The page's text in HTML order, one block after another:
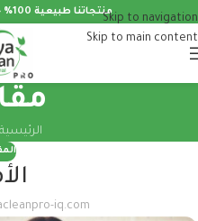
Skip to navigation
Skip to main content
منتجاتنا طبيعية 100% خالية من المواد الكيميائية
الرئيسية
iq.com